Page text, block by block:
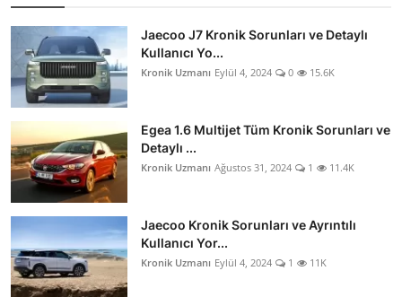
Jaecoo J7 Kronik Sorunları ve Detaylı
Kullanıcı Yo...
Kronik Uzmanı Eylül 4, 2024 0 15.6K
Egea 1.6 Multijet Tüm Kronik Sorunları ve
Detaylı ...
Kronik Uzmanı Ağustos 31, 2024 1 11.4K
Jaecoo Kronik Sorunları ve Ayrıntılı
Kullanıcı Yor...
Kronik Uzmanı Eylül 4, 2024 1 11K